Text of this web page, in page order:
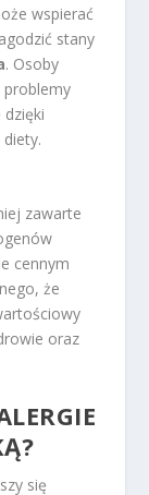
wspierać
stany
. Osoby
problemy
zawarte
cennym
że
oraz
się